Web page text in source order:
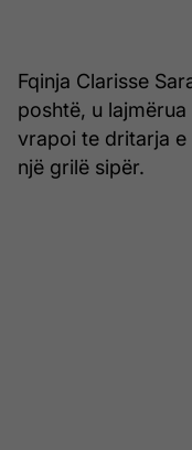
Fqinja Clarisse
poshtë, u
vrapoi te dritarja e
një grilë sipër.